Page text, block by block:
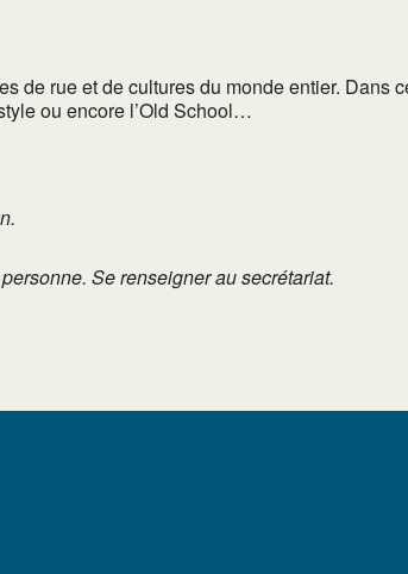
de rue et de cultures du monde entier.
ou encore l’Old School…
Se renseigner au secrétariat.